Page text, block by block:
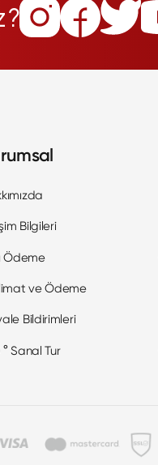
?
Bilgileri
Ödeme
ve Ödeme
Bildirimleri
Sanal Tur